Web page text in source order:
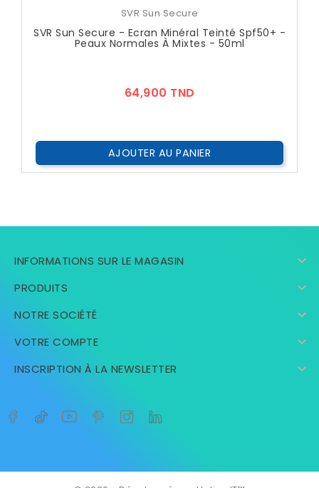
SVR Sun Secure
SVR Sun Secure - Ecran Minéral Teinté Spf50+ -
Peaux Normales À Mixtes - 50ml
64,900 TND
AJOUTER AU PANIER
INFORMATIONS SUR LE MAGASIN 
PRODUITS 
NOTRE SOCIÉTÉ 
VOTRE COMPTE 
INSCRIPTION À LA NEWSLETTER 